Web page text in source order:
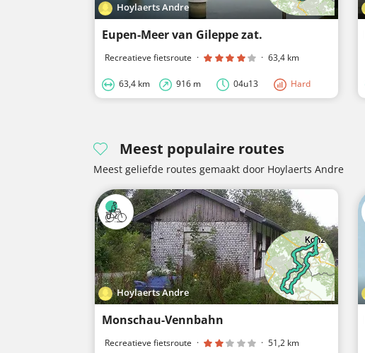
Hoylaerts Andre
Eupen-Meer van Gileppe zat.
Recreatieve fietsroute · · 63,4 km
63,4 km 916 m 04u13 Hard
Meest populaire routes
Meest geliefde routes gemaakt door Hoylaerts Andre
Hoylaerts Andre
Monschau-Vennbahn
Recreatieve fietsroute · · 51,2 km